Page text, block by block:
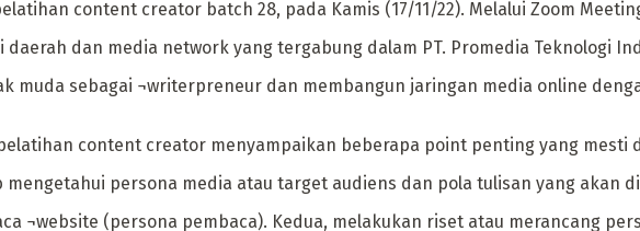
content creator batch 28, pada Kamis (17/11/22). Melalui Zoom
dan media network yang tergabung dalam PT. Promedia Teknologi
sebagai ¬writerpreneur dan membangun jaringan media online
content creator menyampaikan beberapa point penting yang mesti
persona media atau target audiens dan pola tulisan yang akan
¬website (persona pembaca). Kedua, melakukan riset atau merancang